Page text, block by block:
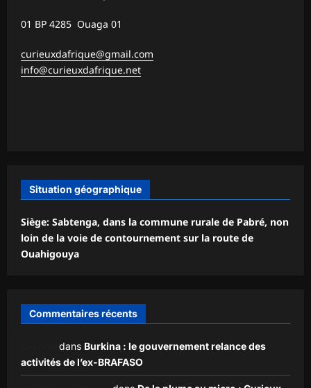
01 BP 4285 Ouaga 01
curieuxdafrique@gmail.com
info@curieuxdafrique.net
Situation géographique
Siège: Sabtenga, dans la commune rurale de Pabré, non
loin de la voie de contournement sur la route de
Ouahigouya
Commentaires récents
dans Burkina : le gouvernement relance des
activités de l’ex-BRAFASO